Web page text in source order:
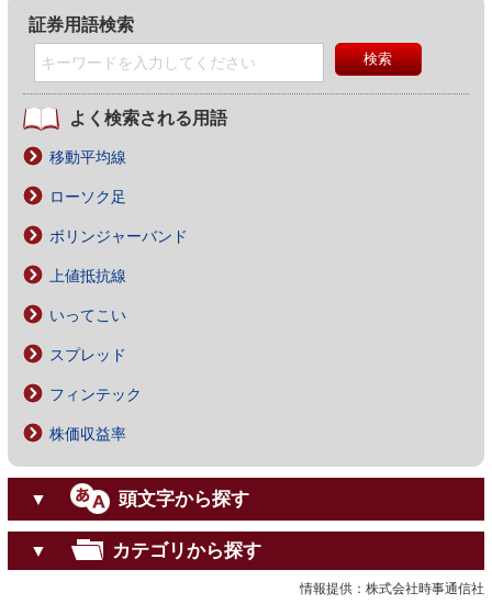
証券用語検索
よく検索される用語
移動平均線
ローソク足
ボリンジャーバンド
上値抵抗線
いってこい
スプレッド
フィンテック
株価収益率
▼ 頭文字から探す
▼ カテゴリから探す
情報提供：株式会社時事通信社